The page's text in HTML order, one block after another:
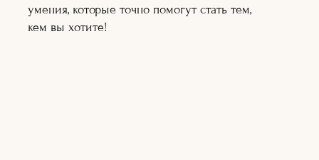
Подробнее
Подробнее
умения, которые точно помогут стать тем,
кем вы хотите!